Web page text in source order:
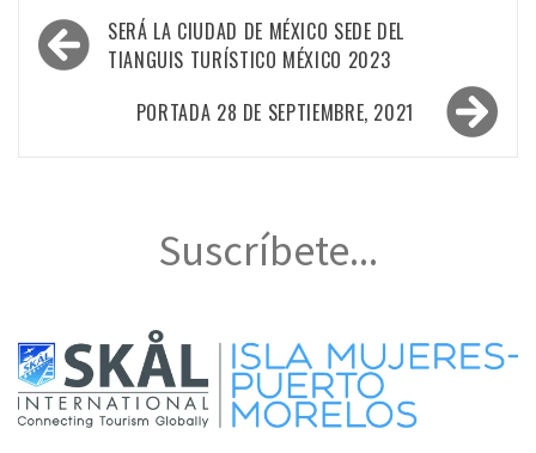
Navegación
de
entradas
SERÁ LA CIUDAD DE MÉXICO SEDE DEL
TIANGUIS TURÍSTICO MÉXICO 2023
PORTADA 28 DE SEPTIEMBRE, 2021
Suscríbete...